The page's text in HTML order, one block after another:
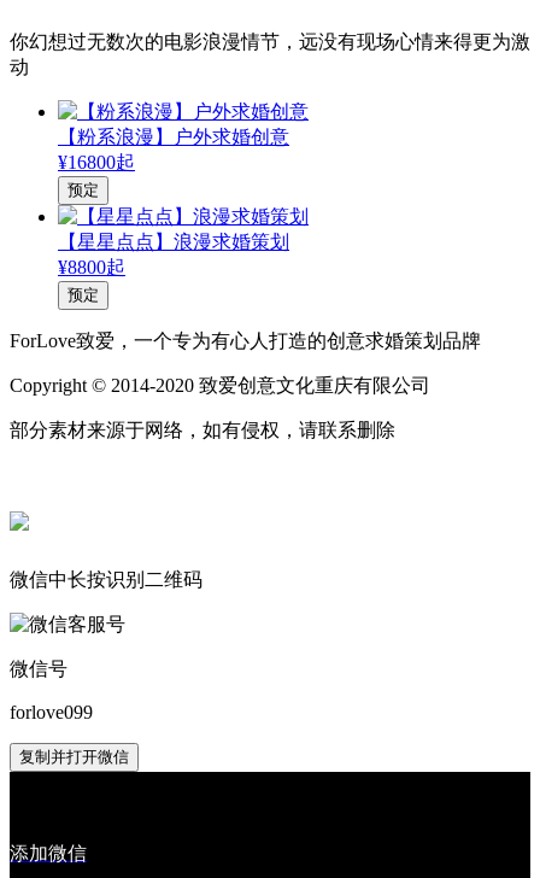
你幻想过无数次的电影浪漫情节，远没有现场心情来得更为激
动
【粉系浪漫】户外求婚创意
¥16800起
预定
【星星点点】浪漫求婚策划
¥8800起
预定
ForLove致爱，一个专为有心人打造的创意求婚策划品牌
Copyright © 2014-2020 致爱创意文化重庆有限公司
部分素材来源于网络，如有侵权，请联系删除
微信中长按识别二维码
微信号
forlove099
复制并打开微信
添加微信